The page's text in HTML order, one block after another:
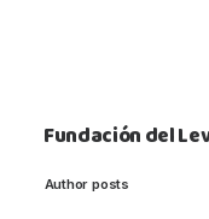
Fundación del
Author posts